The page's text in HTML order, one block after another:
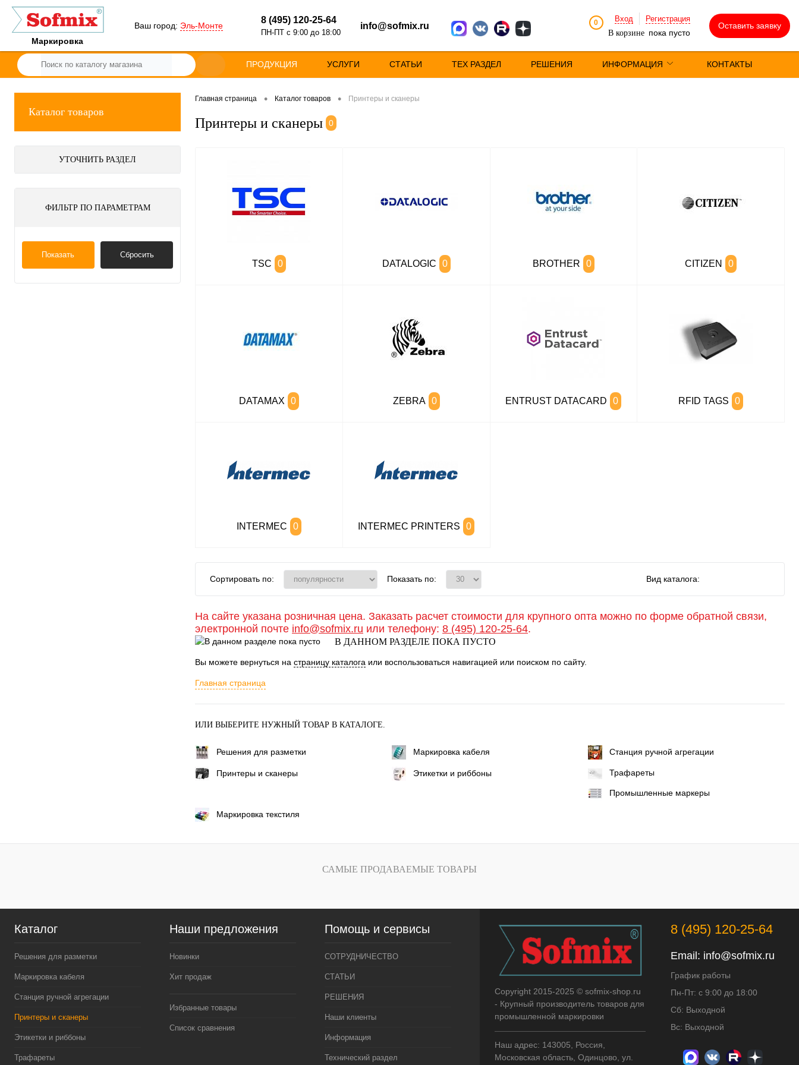
Маркировка
Ваш город: Эль-Монте
8 (495) 120-25-64
ПН-ПТ с 9:00 до 18:00
info@sofmix.ru 0 Вход
Регистрация
В корзине пока пусто
Оставить заявку
ПРОДУКЦИЯ УСЛУГИ СТАТЬИ ТЕХ РАЗДЕЛ РЕШЕНИЯ ИНФОРМАЦИЯ КОНТАКТЫ
Каталог товаров
УТОЧНИТЬ РАЗДЕЛ
ФИЛЬТР ПО ПАРАМЕТРАМ
Показать Сбросить
Главная страница • Каталог товаров • Принтеры и сканеры
Принтеры и сканеры 0
TSC 0 DATALOGIC 0 BROTHER 0 CITIZEN 0
DATAMAX 0 ZEBRA 0 ENTRUST DATACARD 0 RFID TAGS 0
INTERMEC 0 INTERMEC PRINTERS 0
Сортировать по: Показать по: Вид каталога:
На сайте указана розничная цена. Заказать расчет стоимости для крупного опта можно по форме обратной связи,
электронной почте info@sofmix.ru или телефону: 8 (495) 120-25-64.
В ДАННОМ РАЗДЕЛЕ ПОКА ПУСТО
Вы можете вернуться на страницу каталога или воспользоваться навигацией или поиском по сайту.
Главная страница
ИЛИ ВЫБЕРИТЕ НУЖНЫЙ ТОВАР В КАТАЛОГЕ.
Решения для разметки Маркировка кабеля Станция ручной агрегации
Принтеры и сканеры Этикетки и риббоны Трафареты
Промышленные маркеры
Маркировка текстиля
САМЫЕ ПРОДАВАЕМЫЕ ТОВАРЫ
Каталог
Решения для разметки
Маркировка кабеля
Станция ручной агрегации
Принтеры и сканеры
Этикетки и риббоны
Трафареты
Наши предложения
Новинки
Хит продаж
Избранные товары
Список сравнения
Помощь и сервисы
СОТРУДНИЧЕСТВО
СТАТЬИ
РЕШЕНИЯ
Наши клиенты
Информация
Технический раздел
Copyright 2015-2025 © sofmix-shop.ru
- Крупный производитель товаров для
промышленной маркировки
Наш адрес: 143005, Россия,
Московская область, Одинцово, ул.
8 (495) 120-25-64
Email: info@sofmix.ru
График работы
Пн-Пт: с 9:00 до 18:00
Сб: Выходной
Вс: Выходной